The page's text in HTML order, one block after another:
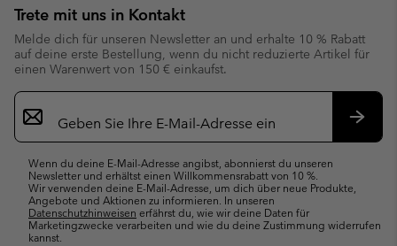
Trete mit uns in Kontakt
Melde dich für unseren Newsletter an und erhalte 10 % Rabatt
auf deine erste Bestellung, wenn du nicht reduzierte Artikel für
einen Warenwert von 150 € einkaufst.
Newsletter-
Anmeldung
Wenn du deine E-Mail-Adresse angibst, abonnierst du unseren
Newsletter und erhältst einen Willkommensrabatt von 10 %.
Wir verwenden deine E-Mail-Adresse, um dich über neue Produkte,
Angebote und Aktionen zu informieren. In unseren
Datenschutzhinweisen erfährst du, wie wir deine Daten für
Marketingzwecke verarbeiten und wie du deine Zustimmung widerrufen
kannst.